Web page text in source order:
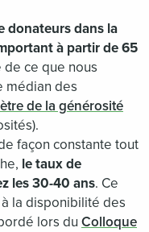
donateurs dans la
à partir de 65
ce que nous
médian des
de la générosité
façon constante tout
le taux de
les 30-40 ans. Ce
la disponibilité des
lors du Colloque